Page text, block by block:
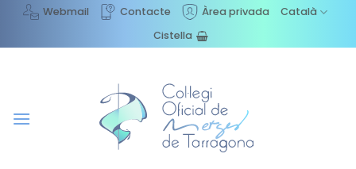
content
Webmail Contacte Àrea privada
Català
Cistella